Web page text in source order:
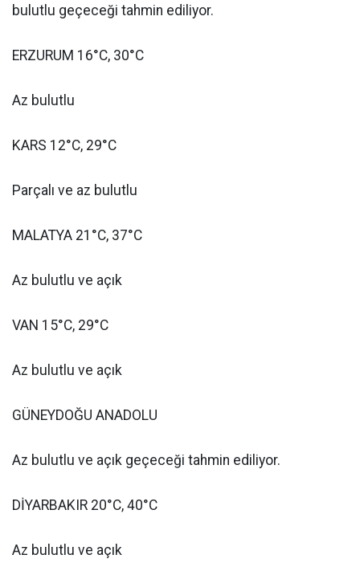
bulutlu geçeceği tahmin ediliyor.
ERZURUM 16°C, 30°C
Az bulutlu
KARS 12°C, 29°C
Parçalı ve az bulutlu
MALATYA 21°C, 37°C
Az bulutlu ve açık
VAN 15°C, 29°C
Az bulutlu ve açık
GÜNEYDOĞU ANADOLU
Az bulutlu ve açık geçeceği tahmin ediliyor.
DİYARBAKIR 20°C, 40°C
Az bulutlu ve açık